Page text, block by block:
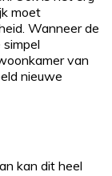
moet
Wanneer de
van
nieuwe
kan dit heel